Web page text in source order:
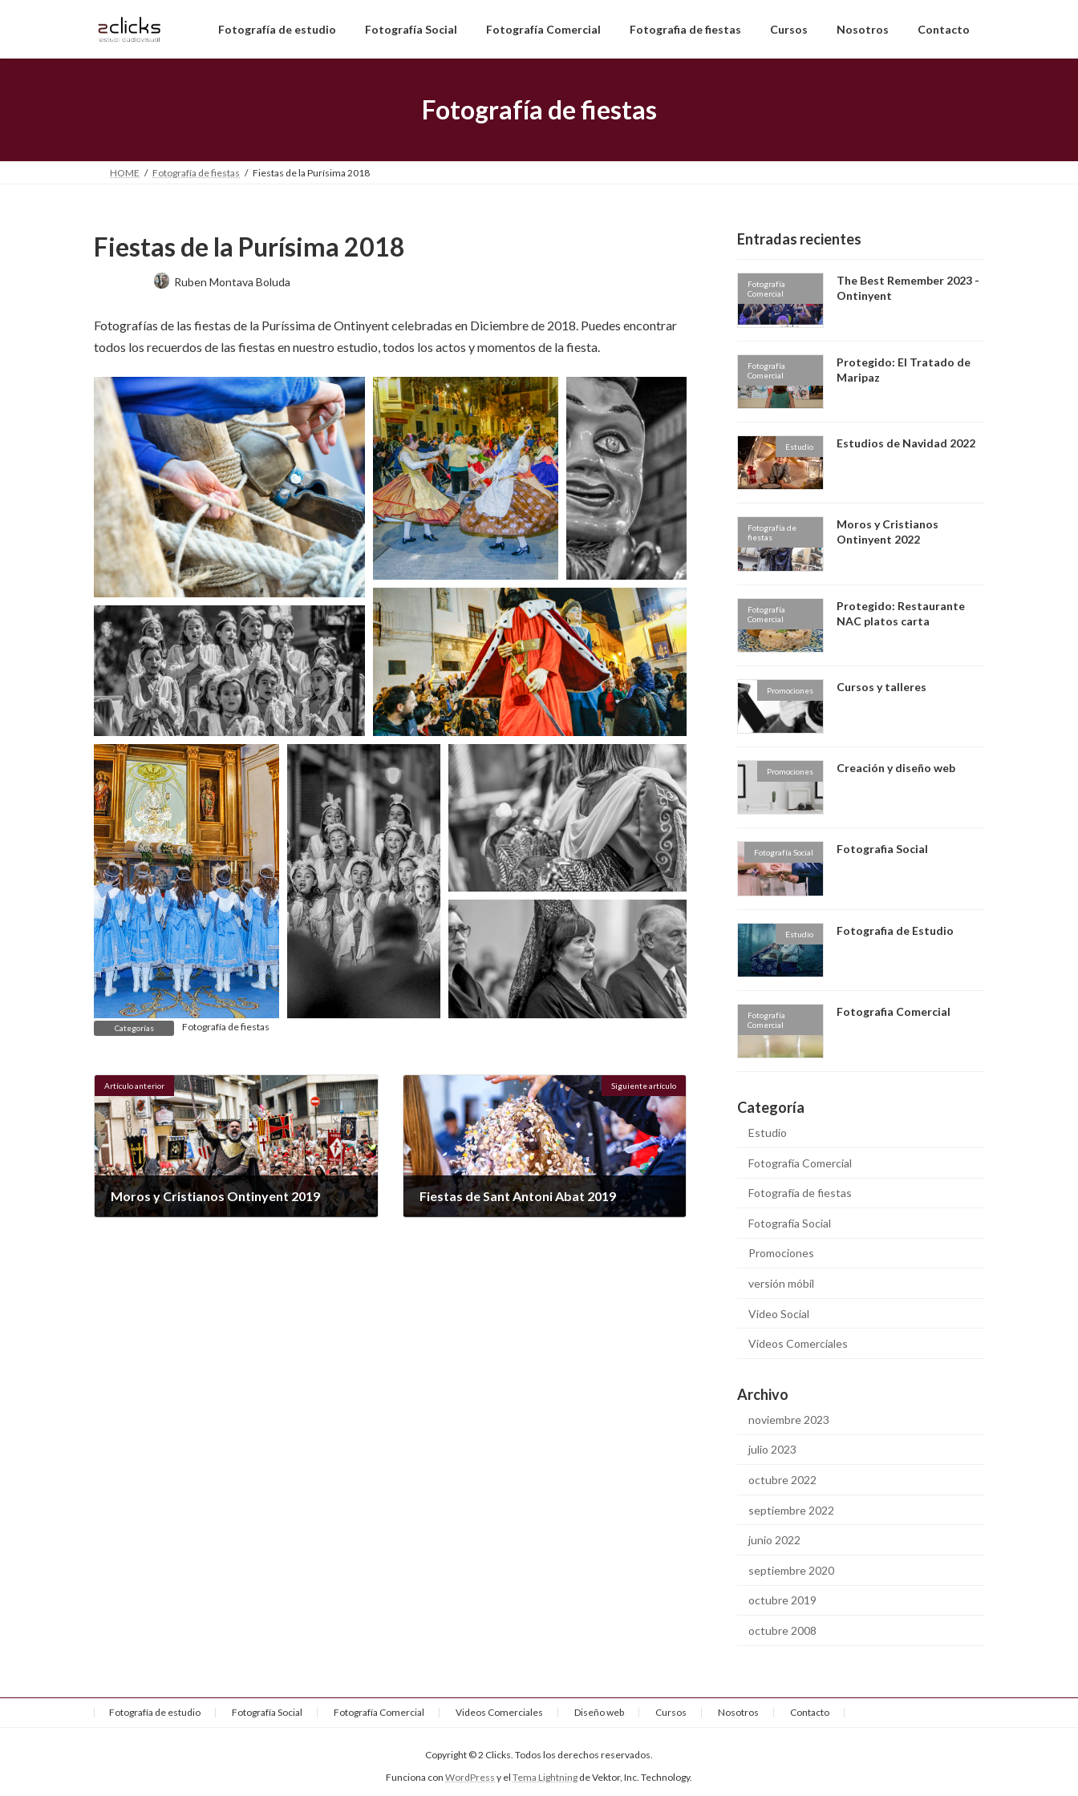
Fotografía de estudio Fotografía Social Fotografía Comercial Fotografia de fiestas Cursos Nosotros Contacto
Fotografía de fiestas
HOME Fotografía de fiestas Fiestas de la Purísima 2018
Fiestas de la Purísima 2018
Última
actualización
Ruben Montava Boluda
Fotografías de las fiestas de la Puríssima de Ontinyent celebradas en Diciembre de 2018. Puedes encontrar
todos los recuerdos de las fiestas en nuestro estudio, todos los actos y momentos de la fiesta.
Categorías Fotografía de fiestas
Artículo anterior
Moros y Cristianos Ontinyent 2019
Siguiente artículo
Fiestas de Sant Antoni Abat 2019
Entradas recientes
Fotografía
Comercial
The Best Remember 2023 -
Ontinyent
Fotografía
Comercial
Protegido: El Tratado de
Maripaz
Estudio Estudios de Navidad 2022
Fotografía de
fiestas
Moros y Cristianos
Ontinyent 2022
Fotografía
Comercial
Protegido: Restaurante
NAC platos carta
Promociones Cursos y talleres
Promociones Creación y diseño web
Fotografía Social Fotografia Social
Estudio Fotografia de Estudio
Fotografía
Comercial
Fotografia Comercial
Categoría
Estudio
Fotografía Comercial
Fotografía de fiestas
Fotografía Social
Promociones
versión móbil
Video Social
Videos Comerciales
Archivo
noviembre 2023
julio 2023
octubre 2022
septiembre 2022
junio 2022
septiembre 2020
octubre 2019
octubre 2008
Fotografía de estudio Fotografía Social Fotografía Comercial Videos Comerciales Diseño web Cursos Nosotros Contacto
Copyright © 2 Clicks. Todos los derechos reservados.
Funciona con WordPress y el Tema Lightning de Vektor, Inc. Technology.